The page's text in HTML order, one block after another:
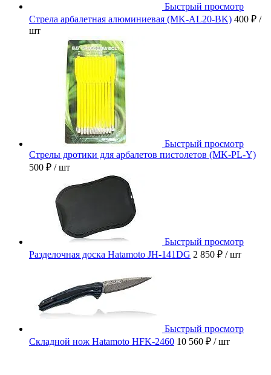
Быстрый просмотр
Стрела арбалетная алюминиевая (MK-AL20-BK) 400 ₽ /
шт
Быстрый просмотр
Стрелы дротики для арбалетов пистолетов (MK-PL-Y)
500 ₽ / шт
Быстрый просмотр
Разделочная доска Hatamoto JH-141DG 2 850 ₽ / шт
Быстрый просмотр
Складной нож Hatamoto HFK-2460 10 560 ₽ / шт